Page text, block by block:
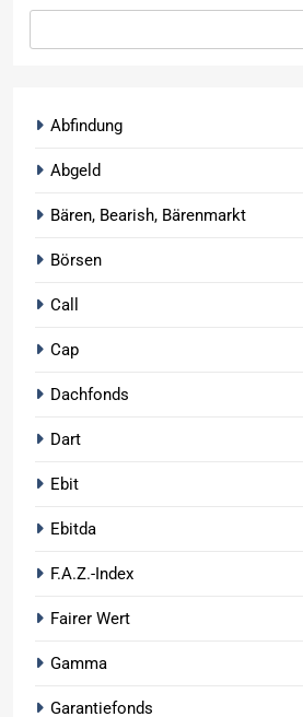
Abfindung
Abgeld
Bären, Bearish, Bärenmarkt
Börsen
Call
Cap
Dachfonds
Dart
Ebit
Ebitda
F.A.Z.-Index
Fairer Wert
Gamma
Garantiefonds